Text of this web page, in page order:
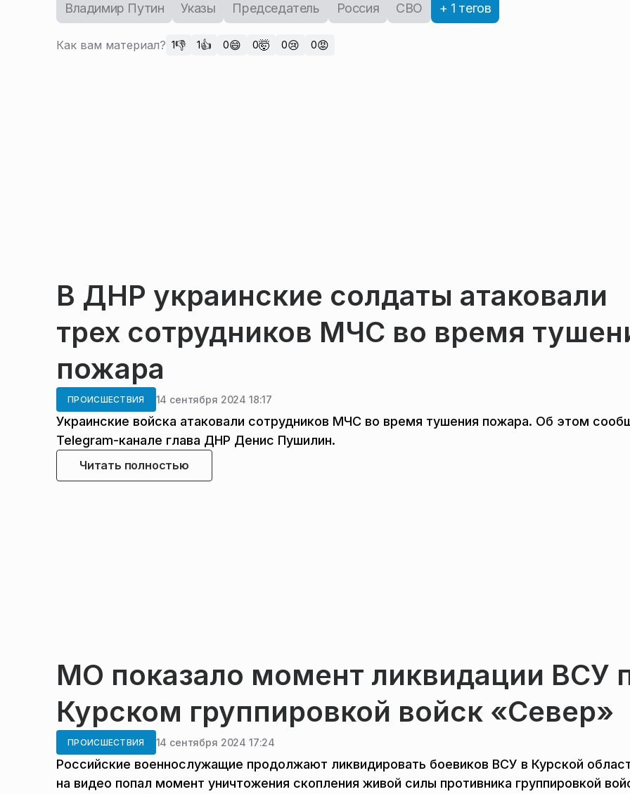
Владимир Путин Указы Председатель Россия СВО + 1 тегов
Как вам материал? 1👎 1👍 0😄 0🤯 0😢 0😡
В ДНР украинские солдаты атаковали
трех сотрудников МЧС во время
пожара
ПРОИСШЕСТВИЯ 14 сентября 2024 18:17
Украинские войска атаковали сотрудников МЧС во время тушения пожара. Об этом
Telegram-канале глава ДНР Денис Пушилин.
Читать полностью
МО показало момент ликвидации ВСУ
Курском группировкой войск «Север»
ПРОИСШЕСТВИЯ 14 сентября 2024 17:24
Российские военнослужащие продолжают ликвидировать боевиков ВСУ в Курской
на видео попал момент уничтожения скопления живой силы противника группировкой